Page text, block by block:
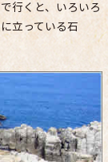
行くと、いろいろ
立っている石